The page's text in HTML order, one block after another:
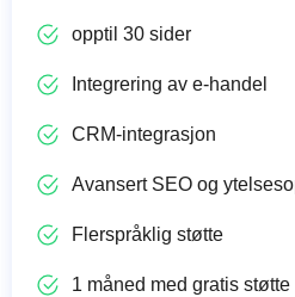
opptil 30 sider
Integrering av e-handel
CRM-integrasjon
Avansert SEO og
Flerspråklig støtte
1 måned med gratis støtte